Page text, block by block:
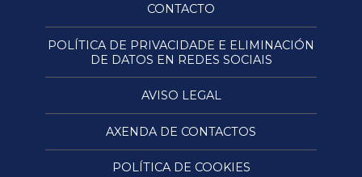
CONTACTO
POLÍTICA DE PRIVACIDADE E ELIMINACIÓN
DE DATOS EN REDES SOCIAIS
AVISO LEGAL
AXENDA DE CONTACTOS
POLÍTICA DE COOKIES